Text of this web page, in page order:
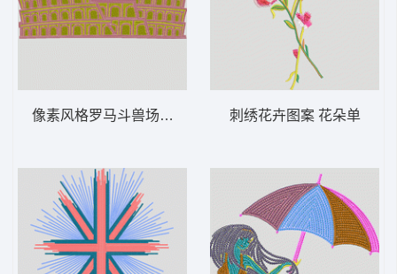
像素风格罗马斗兽场 风景 多色珠片 建筑 古
刺绣花卉图案 花朵单